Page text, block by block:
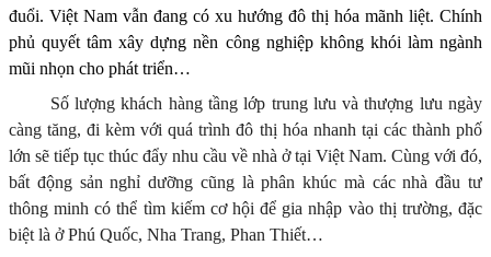
đuổi. Việt Nam vẫn đang có xu hướng đô thị hóa mãnh liệt. Chính
phủ quyết tâm xây dựng nền công nghiệp không khói làm ngành
mũi nhọn cho phát triển…
Số lượng khách hàng tầng lớp trung lưu và thượng lưu ngày
càng tăng, đi kèm với quá trình đô thị hóa nhanh tại các thành phố
lớn sẽ tiếp tục thúc đẩy nhu cầu về nhà ở tại Việt Nam. Cùng với đó,
bất động sản nghỉ dưỡng cũng là phân khúc mà các nhà đầu tư
thông minh có thể tìm kiếm cơ hội để gia nhập vào thị trường, đặc
biệt là ở Phú Quốc, Nha Trang, Phan Thiết…